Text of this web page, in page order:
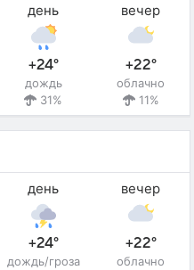
день
+24°
дождь
31%
вечер
+22°
облачно
11%
день
+24°
дождь/гроза
вечер
+22°
облачно